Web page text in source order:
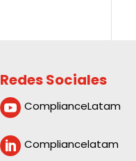
Redes Sociales
 ComplianceLatam
 Compliancelatam